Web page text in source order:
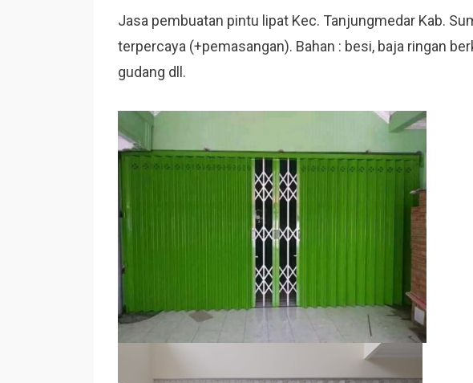
Jasa pembuatan pintu lipat Kec. Tanjungmedar Kab.
terpercaya (+pemasangan). Bahan : besi, baja ringan
gudang dll.